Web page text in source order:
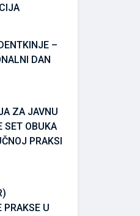
–
DAN
ZA JAVNU
SET OBUKA
PRAKSI
PRAKSE U